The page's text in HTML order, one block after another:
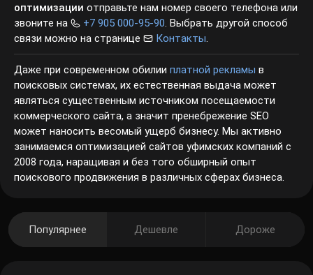
отправьте нам номер своего телефона или звоните на
+7 905 000-95-90. Выбрать другой способ связи можно на
странице
Контакты.
Даже при современном обилии платной рекламыв
поисковых системах, их естественная выдача может
являться существенным источником посещаемости
коммерческого сайта, а значит пренебрежение SEO может
наносить весомый ущерб бизнесу. Мы активно
занимаемся оптимизацией сайтов уфимских компаний с
2008 года, наращивая и без того обширный опыт
поискового продвижения в различных сферах бизнеса.
Популярнее Дешевле Дороже